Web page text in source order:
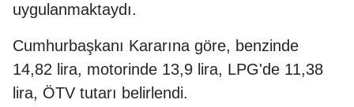
uygulanmaktaydı.
Cumhurbaşkanı Kararına göre, benzinde
14,82 lira, motorinde 13,9 lira, LPG'de 11,38
lira, ÖTV tutarı belirlendi.